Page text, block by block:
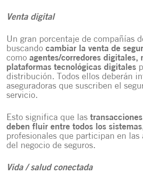
Venta digital
Un gran porcentaje de compañías
buscandocambiar la venta de
comoagentes/corredores digitales,
plataformas tecnológicas digitales
distribución. Todos ellos deberán
aseguradoras que suscriben el
servicio.
Esto significa que las
deben fluir entre todos los sistemas
profesionales que participan en las
del negocio de seguros.
Vida / salud conectada